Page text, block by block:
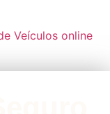
Veículos online